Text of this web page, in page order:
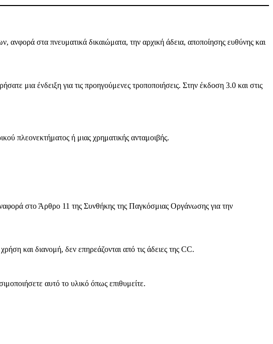
στα πνευματικά δικαιώματα, την αρχική άδεια, αποποίησης ευθύνης και
μια ένδειξη για τις προηγούμενες τροποποιήσεις. Στην έκδοση 3.0 και στις
πλεονεκτήματος ή μιας χρηματικής ανταμοιβής.
στο Άρθρο 11 της Συνθήκης της Παγκόσμιας Οργάνωσης για την
και διανομή, δεν επηρεάζονται από τις άδειες της CC.
αυτό το υλικό όπως επιθυμείτε.